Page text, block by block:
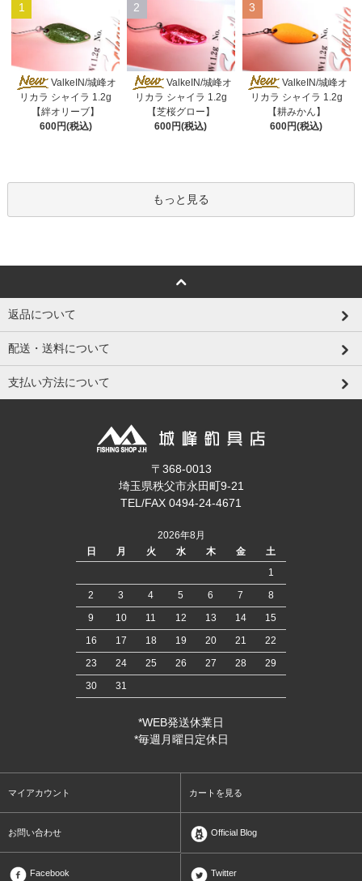
1
ValkeIN/城峰オ
リカラ シャイラ 1.2g
【絆オリーブ】
600円(税込)
2
ValkeIN/城峰オ
リカラ シャイラ 1.2g
【芝桜グロー】
600円(税込)
3
ValkeIN/城峰オ
リカラ シャイラ 1.2g
【耕みかん】
600円(税込)
もっと見る
返品について
配送・送料について
支払い方法について
〒368-0013
埼玉県秩父市永田町9-21
TEL/FAX 0494-24-4671
2026年8月
日
月 火 水 木 金
土
1
2
3 4 5 6 7
8
9
10 11 12 13 14
15
16
17 18 19 20 21
22
23
24 25 26 27 28
29
30
31
*WEB発送休業日
*毎週月曜日定休日
マイアカウント カートを見る
お問い合わせ Official Blog
Facebook Twitter